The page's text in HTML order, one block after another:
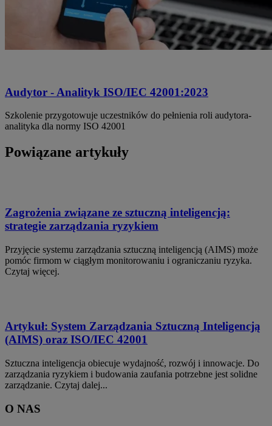
Audytor - Analityk ISO/IEC 42001:2023
Szkolenie przygotowuje uczestników do pełnienia roli audytora-
analityka dla normy ISO 42001
Powiązane artykuły
Zagrożenia związane ze sztuczną inteligencją:
strategie zarządzania ryzykiem
Przyjęcie systemu zarządzania sztuczną inteligencją (AIMS) może
pomóc firmom w ciągłym monitorowaniu i ograniczaniu ryzyka.
Czytaj więcej.
Artykuł: System Zarządzania Sztuczną Inteligencją
(AIMS) oraz ISO/IEC 42001
Sztuczna inteligencja obiecuje wydajność, rozwój i innowacje. Do
zarządzania ryzykiem i budowania zaufania potrzebne jest solidne
zarządzanie. Czytaj dalej...
O NAS